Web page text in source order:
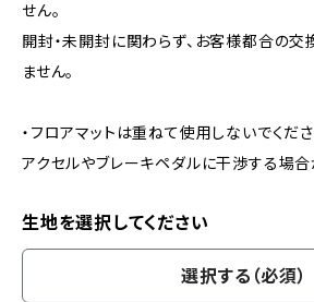
せん。
開封・未開封に関わらず、お客様都合の
ません。
・フロアマットは重ねて使用しないでくださ
アクセルやブレーキペダルに干渉する場合
生地を選択してください
選択する（必須）